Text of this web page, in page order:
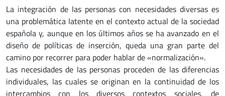
La integración de las personas con necesidades diversas es
una problemática latente en el contexto actual de la sociedad
española y, aunque en los últimos años se ha avanzado en el
diseño de políticas de inserción, queda una gran parte del
camino por recorrer para poder hablar de «normalización».
Las necesidades de las personas proceden de las diferencias
individuales, las cuales se originan en la continuidad de los
intercambios con los diversos contextos sociales, de